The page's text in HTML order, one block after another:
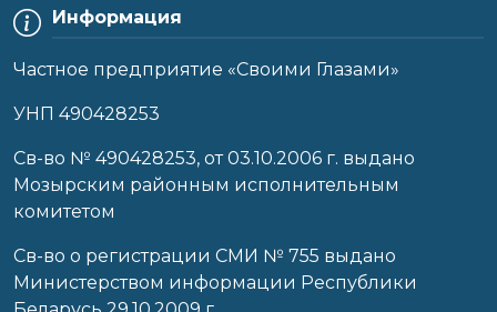
Информация
Частное предприятие «Своими Глазами»
УНП 490428253
Cв-во № 490428253, от 03.10.2006 г. выдано
Мозырским районным исполнительным
комитетом
Св-во о регистрации СМИ № 755 выдано
Министерством информации Республики